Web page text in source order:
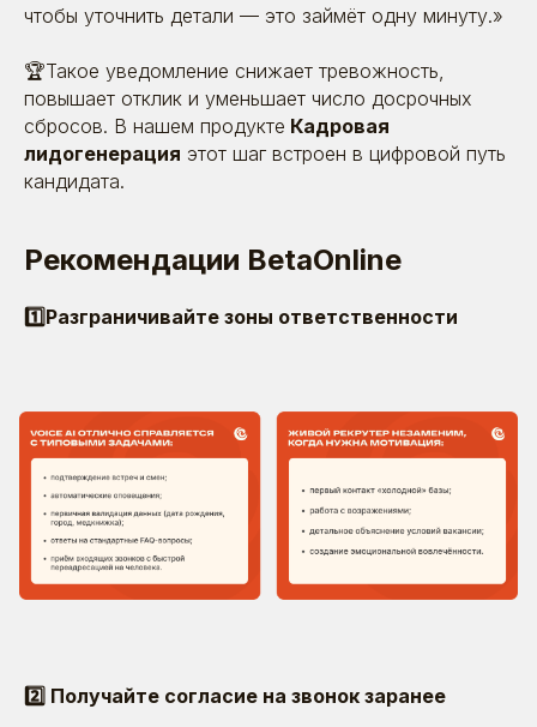
чтобы уточнить детали — это займёт одну минуту.»
🏆Такое уведомление снижает тревожность,
повышает отклик и уменьшает число досрочных
сбросов. В нашем продукте Кадровая
лидогенерация этот шаг встроен в цифровой путь
кандидата.
Рекомендации BetaOnline
1️⃣Разграничивайте зоны ответственности
2️⃣ Получайте согласие на звонок заранее